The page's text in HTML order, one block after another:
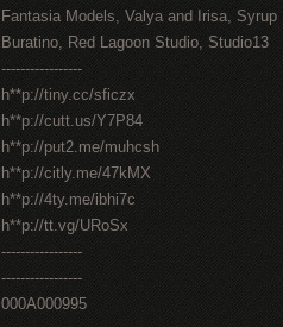
Fantasia Models, Valya and Irisa, Syrup
Buratino, Red Lagoon Studio, Studio13
-----------------
h**p://tiny.cc/sficzx
h**p://cutt.us/Y7P84
h**p://put2.me/muhcsh
h**p://citly.me/47kMX
h**p://4ty.me/ibhi7c
h**p://tt.vg/URoSx
-----------------
-----------------
000A000995